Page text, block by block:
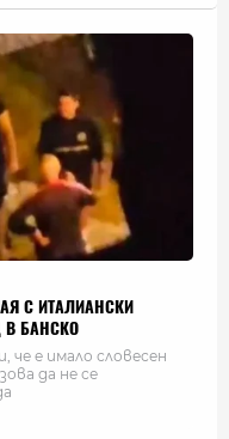
С ИТАЛИАНСКИ
В БАНСКО
е имало словесен
да не се